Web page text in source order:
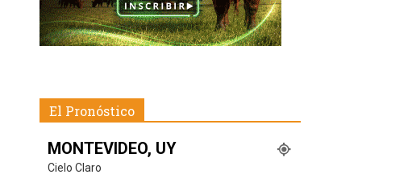
El Pronóstico
MONTEVIDEO, UY
Cielo Claro